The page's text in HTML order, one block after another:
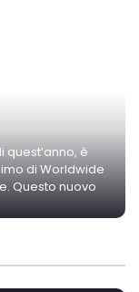
è
di Worldwide
Questo nuovo